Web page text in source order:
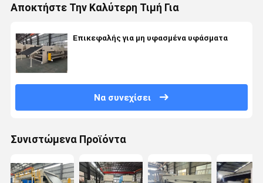
Αποκτήστε Την Καλύτερη Τιμή Για
Επικεφαλής για μη υφασμένα υφάσματα
Να συνεχίσει
Συνιστώμενα Προϊόντα